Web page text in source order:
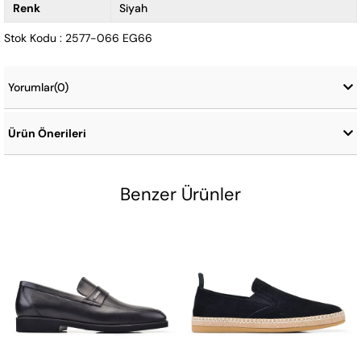
Renk Siyah
Stok Kodu : 2577-066 EG66
Yorumlar(0)
Ürün Önerileri
Benzer Ürünler